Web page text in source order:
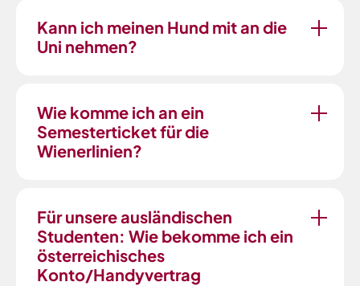
Kann ich meinen Hund mit an die
Uni nehmen?
Wie komme ich an ein
Semesterticket für die
Wienerlinien?
Für unsere ausländischen
Studenten: Wie bekomme ich ein
österreichisches
Konto/Handyvertrag